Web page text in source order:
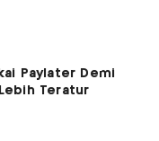
Paylater Demi
Teratur